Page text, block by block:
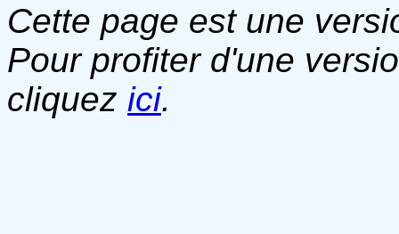
Cette page est une
Pour profiter d'une
cliquez ici.